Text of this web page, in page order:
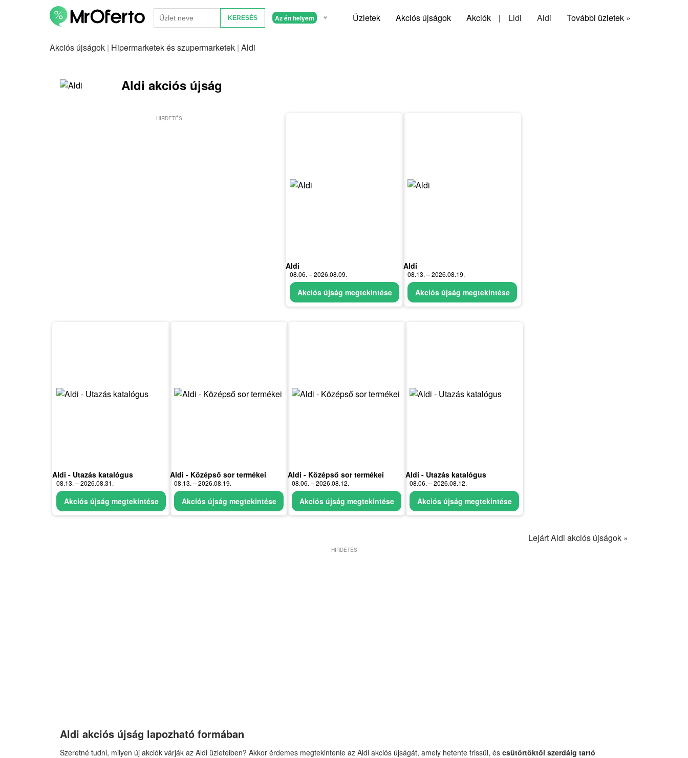
Az én helyem Üzletek Akciós újságok Akciók | Lidl Aldi További üzletek »
Akciós újságok | Hipermarketek és szupermarketek | Aldi
Aldi akciós újság
HIRDETÉS
Aldi
08.06. – 2026.08.09.
Akciós újság megtekintése
Aldi
08.13. – 2026.08.19.
Akciós újság megtekintése
Aldi - Utazás katalógus
08.13. – 2026.08.31.
Akciós újság megtekintése
Aldi - Középső sor termékei
08.13. – 2026.08.19.
Akciós újság megtekintése
Aldi - Középső sor termékei
08.06. – 2026.08.12.
Akciós újság megtekintése
Aldi - Utazás katalógus
08.06. – 2026.08.12.
Akciós újság megtekintése
Lejárt Aldi akciós újságok »
HIRDETÉS
Aldi akciós újság lapozható formában
Szeretné tudni, milyen új akciók várják az Aldi üzleteiben? Akkor érdemes megtekintenie az Aldi akciós újságát, amely hetente frissül, és csütörtöktől szerdáig tartó